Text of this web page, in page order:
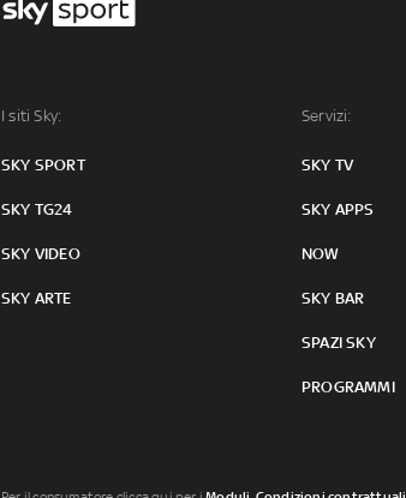
I siti Sky:
SKY SPORT
SKY TG24
SKY VIDEO
SKY ARTE
Servizi:
SKY TV
SKY APPS
NOW
SKY BAR
SPAZI SKY
PROGRAMMI